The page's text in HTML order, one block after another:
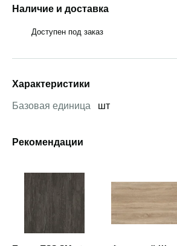
Наличие и доставка
Доступен под заказ
Характеристики
Базовая единица шт
Рекомендации